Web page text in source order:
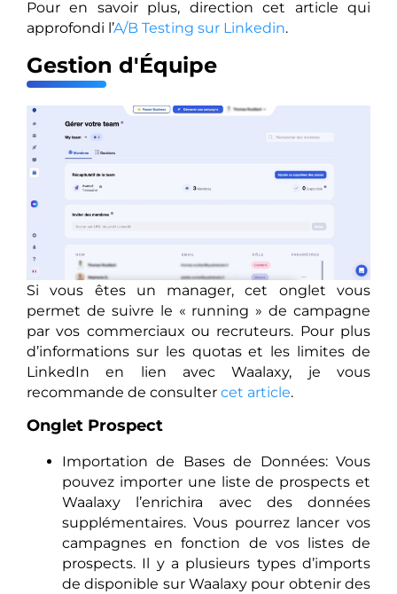
Pour en savoir plus, direction cet article qui
approfondi l’A/B Testing sur Linkedin.
Gestion d'Équipe
Si vous êtes un manager, cet onglet vous
permet de suivre le « running » de campagne
par vos commerciaux ou recruteurs. Pour plus
d’informations sur les quotas et les limites de
LinkedIn en lien avec Waalaxy, je vous
recommande de consulter cet article.
Onglet Prospect
Importation de Bases de Données: Vous
pouvez importer une liste de prospects et
Waalaxy l’enrichira avec des données
supplémentaires. Vous pourrez lancer vos
campagnes en fonction de vos listes de
prospects. Il y a plusieurs types d’imports
de disponible sur Waalaxy pour obtenir des